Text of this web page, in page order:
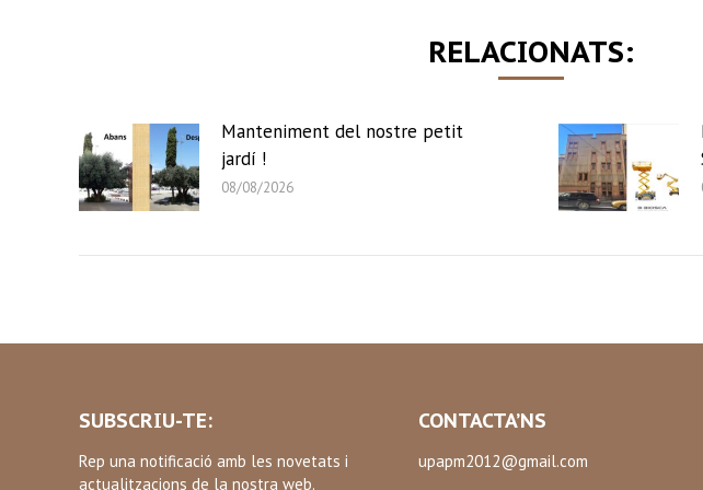
RELACIONATS:
Manteniment del nostre petit
jardí !
08/08/2026
SUBSCRIU-TE:
Rep una notificació amb les novetats i
actualitzacions de la nostra web.
CONTACTA’NS
upapm2012@gmail.com